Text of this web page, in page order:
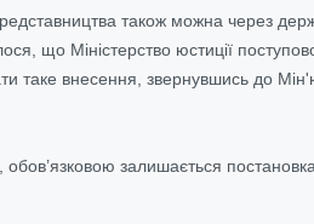
також можна через
що Міністерство юстиції
таке внесення, звернувшись до
залишається постановка